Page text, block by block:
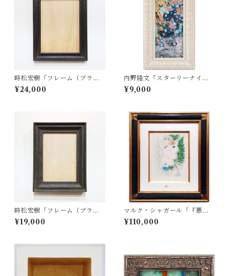
時松宏樹「フレーム（ブラッ
ク・A4サイズ）」
¥24,000
内野隆文「スターリーナイ
ト」
¥9,000
時松宏樹「フレーム（ブラッ
ク・A5サイズ）」
¥19,000
マルク・シャガール「『悪童
たち』より Pl.5」
¥110,000